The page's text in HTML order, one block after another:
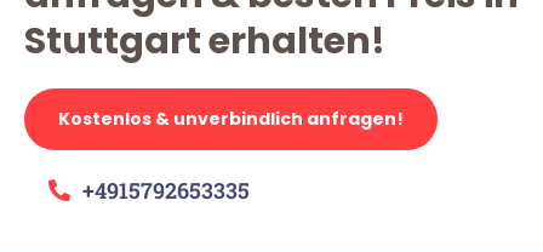
Stuttgart erhalten!
Kostenlos & unverbindlich anfragen!
+4915792653335